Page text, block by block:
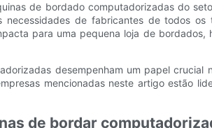
de bordado computadorizadas do
de fabricantes de todos
para uma pequena loja de
desempenham um papel
mencionadas neste artigo estão
de bordar